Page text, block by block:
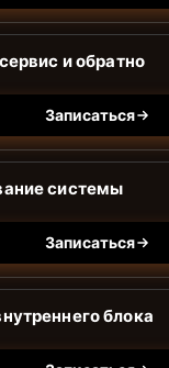
и обратно
Записаться
системы
Записаться
блока